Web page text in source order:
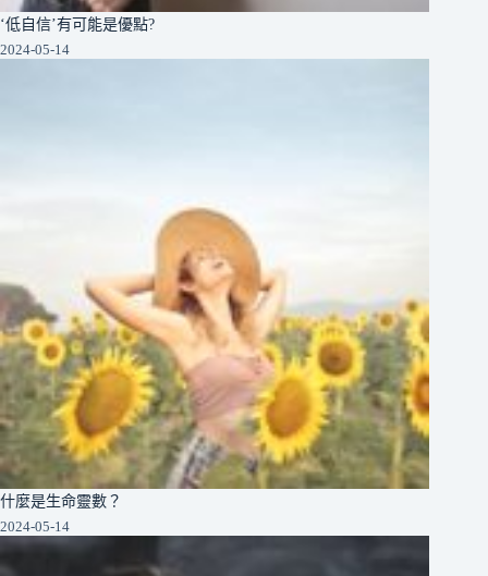
‘低自信’有可能是優點?
2024-05-14
什麼是生命靈數？
2024-05-14